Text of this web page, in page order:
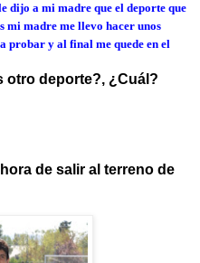
dijo a mi madre que el deporte que
mi madre me llevo hacer unos
probar y al final me quede en el
otro deporte?, ¿Cuál?
de salir al terreno de